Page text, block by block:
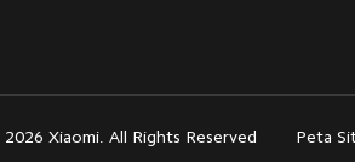
Xiaomi. All Rights Reserved Peta